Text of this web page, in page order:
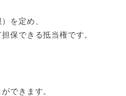
を定め、
保できる抵当権です。
できます。